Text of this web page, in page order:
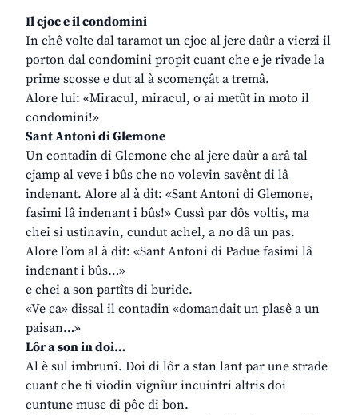
Il cjoc e il condomini
In chê volte dal taramot un cjoc al jere daûr a vierzi il
porton dal condomini propit cuant che e je rivade la
prime scosse e dut al à scomençât a tremâ.
Alore lui: «Miracul, miracul, o ai metût in moto il
condomini!»
Sant Antoni di Glemone
Un contadin di Glemone che al jere daûr a arâ tal
cjamp al veve i bûs che no volevin savênt di lâ
indenant. Alore al à dit: «Sant Antoni di Glemone,
fasimi lâ indenant i bûs!» Cussì par dôs voltis, ma
chei si ustinavin, cundut achel, a no dâ un pas.
Alore l’om al à dit: «Sant Antoni di Padue fasimi lâ
indenant i bûs…»
e chei a son partîts di buride.
«Ve ca» dissal il contadin «domandait un plasê a un
paisan…»
Lôr a son in doi…
Al è sul imbrunî. Doi di lôr a stan lant par une strade
cuant che ti viodin vignîur incuintri altris doi
cuntune muse di pôc di bon.